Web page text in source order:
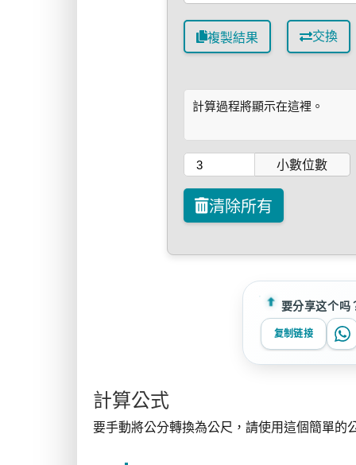
複製結果 交換
計算過程將顯示在這裡。
小數位數
清除所有
要分享这个吗
复制链接
計算公式
要手動將公分轉換為公尺，請使用這個簡單的